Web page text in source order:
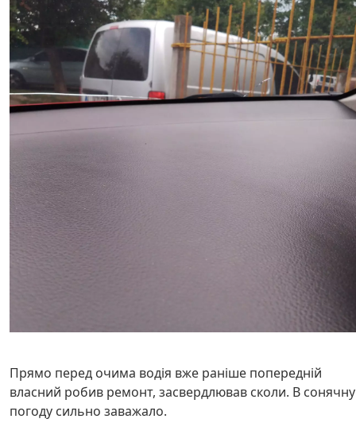
Прямо перед очима водія вже раніше попередній
власний робив ремонт, засвердлював сколи. В сонячну
погоду сильно заважало.